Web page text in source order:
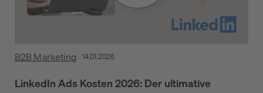
B2B Marketing 14.01.2026
LinkedIn Ads Kosten 2026: Der ultimative